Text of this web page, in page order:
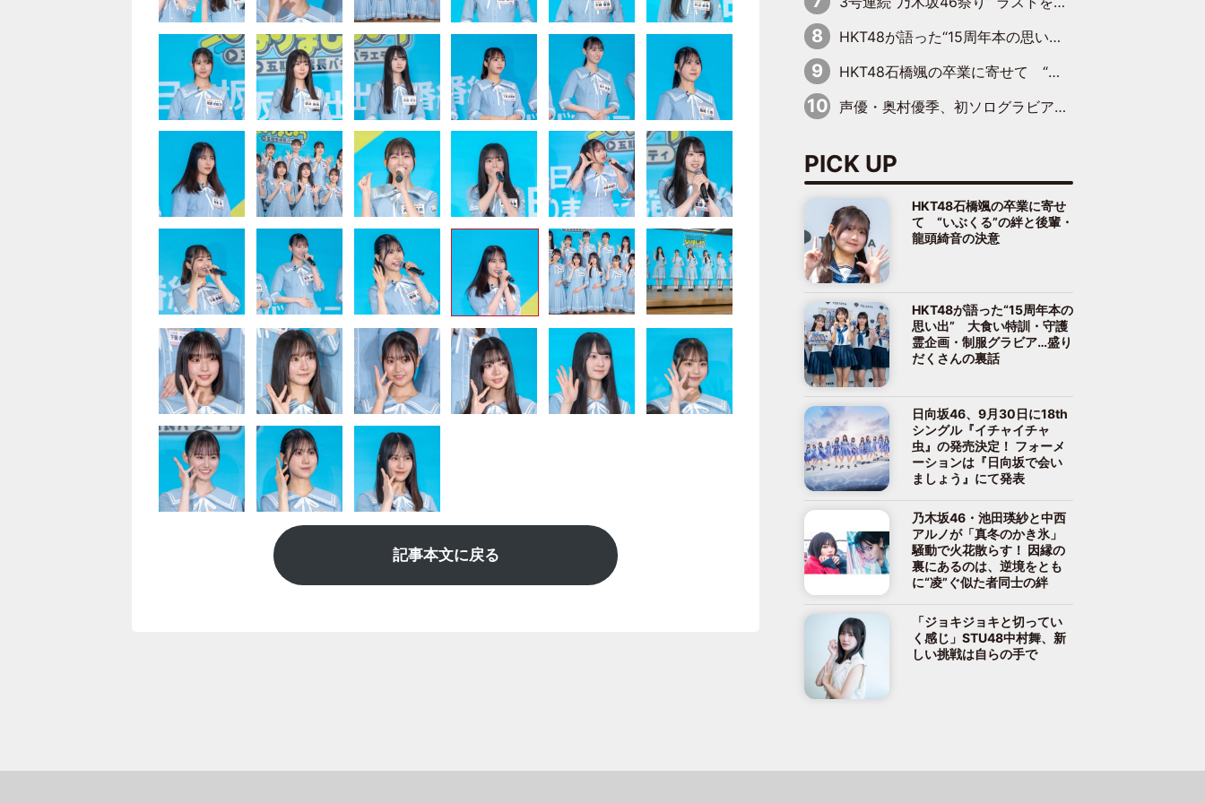
記事本文に戻る
HKT48が語った“15周年本の思い出” 大食い特訓・守護霊企画・制服グラビア…盛りだくさんの裏話
HKT48石橋颯の卒業に寄せて “いぶくる”の絆と後輩・龍頭綺音の決意
声優・奥村優季、初ソログラビアで初ソロ表紙を飾る！ 初めて見せる表情や、声優を志したきっかけなどを語った必読のインタビューを掲載
PICK UP
HKT48石橋颯の卒業に寄せ
て “いぶくる”の絆と後輩・
龍頭綺音の決意
HKT48が語った“15周年本の
思い出” 大食い特訓・守護
霊企画・制服グラビア…盛り
だくさんの裏話
日向坂46、9月30日に18th
シングル『イチャイチャ
虫』の発売決定！ フォーメ
ーションは『日向坂で会い
ましょう』にて発表
乃木坂46・池田瑛紗と中西
アルノが「真冬のかき氷」
騒動で火花散らす！ 因縁の
裏にあるのは、逆境をとも
に“凌”ぐ似た者同士の絆
「ジョキジョキと切ってい
く感じ」STU48中村舞、新
しい挑戦は自らの手で